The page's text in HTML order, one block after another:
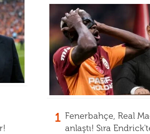
1 Fenerbahçe, Real
anlaştı! Sıra